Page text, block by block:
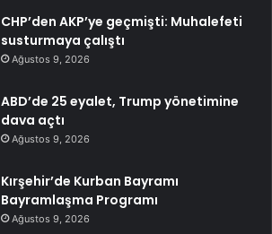
CHP’den AKP’ye geçmişti: Muhalefeti
susturmaya çalıştı
Ağustos 9, 2026
ABD’de 25 eyalet, Trump yönetimine
dava açtı
Ağustos 9, 2026
Kırşehir’de Kurban Bayramı
Bayramlaşma Programı
Ağustos 9, 2026